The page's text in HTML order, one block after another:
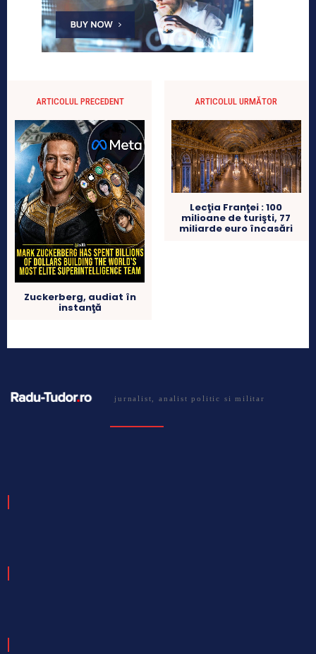
ARTICOLUL PRECEDENT
Zuckerberg, audiat în
instanţă
ARTICOLUL URMĂTOR
Lecţia Franţei : 100
milioane de turişti, 77
miliarde euro încasări
jurnalist, analist politic si militar